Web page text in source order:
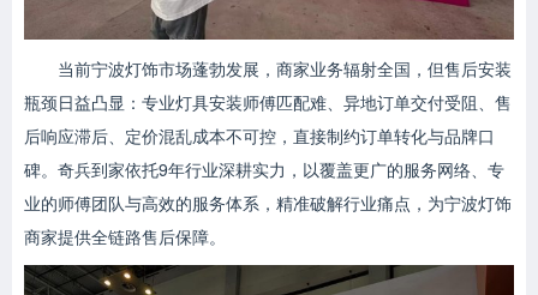
当前宁波灯饰市场蓬勃发展，商家业务辐射全国，但售后安装
瓶颈日益凸显：专业灯具安装师傅匹配难、异地订单交付受阻、售
后响应滞后、定价混乱成本不可控，直接制约订单转化与品牌口
碑。奇兵到家依托9年行业深耕实力，以覆盖更广的服务网络、专
业的师傅团队与高效的服务体系，精准破解行业痛点，为宁波灯饰
商家提供全链路售后保障。